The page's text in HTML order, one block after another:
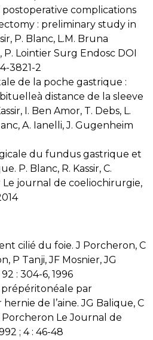
complications
: preliminary study in
P. Blanc, L.M. Bruna
P. Lointier Surg Endosc DOI
3821-2
de la poche gastrique :
distance de la sleeve
I. Ben Amor, T. Debs, L.
A. Ianelli, J. Gugenheim
du fundus gastrique et
P. Blanc, R. Kassir, C.
Le journal de coeliochirurgie,
cilié du foie. J Porcheron, C
P Tanji, JF Mosnier, JG
: 304-6, 1996
prépéritonéale par
de l’aine. JG Balique, C
Porcheron Le Journal de
; 4 : 46-48